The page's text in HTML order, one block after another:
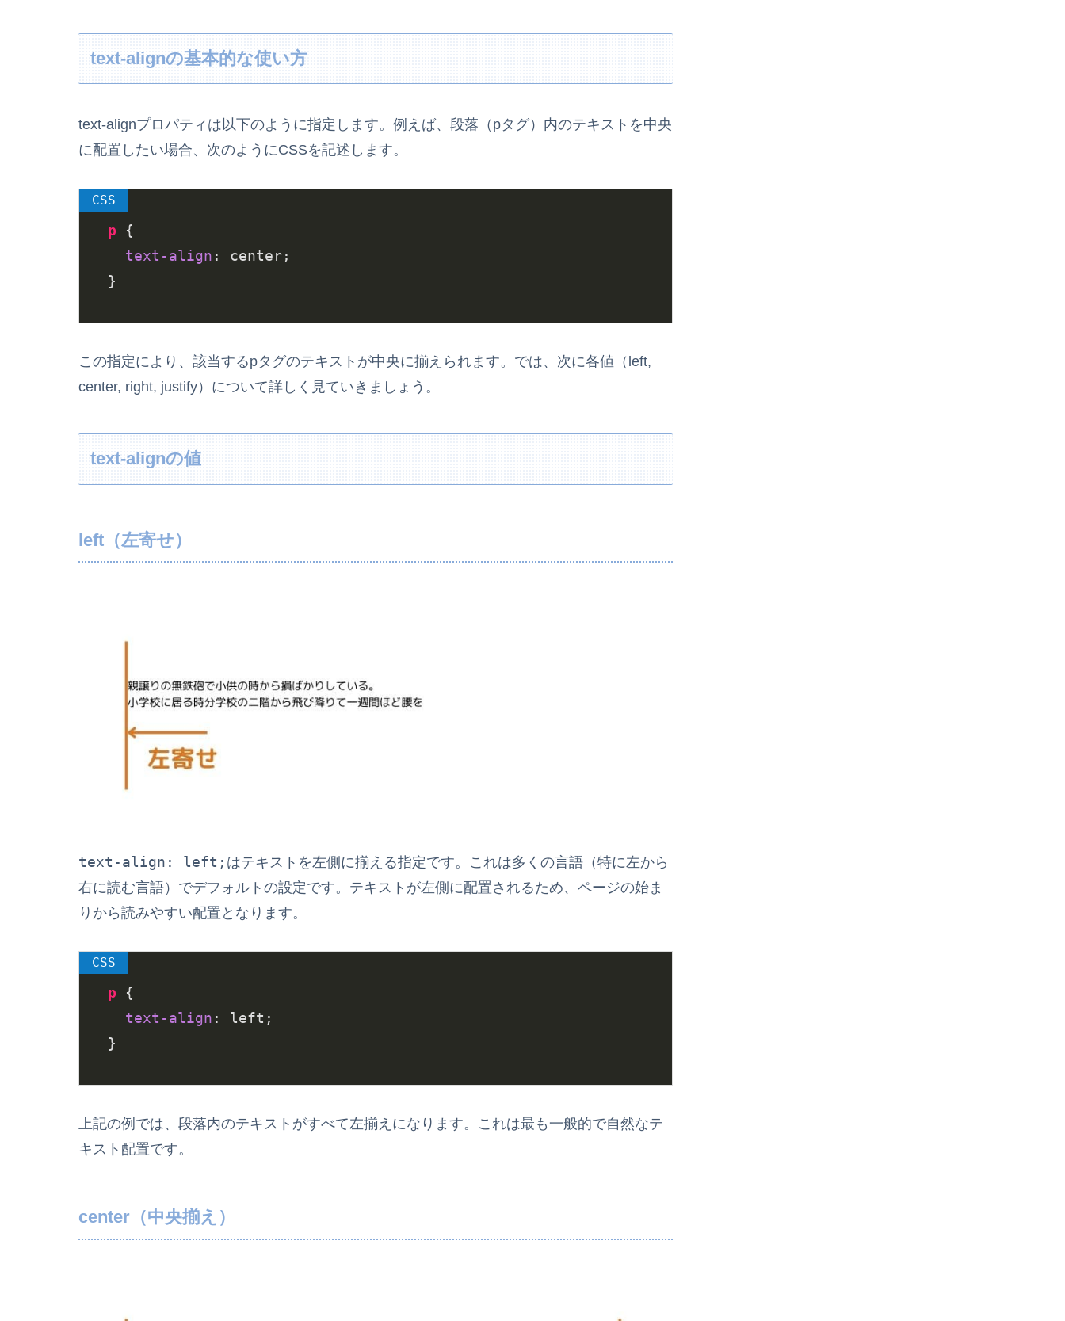
text-alignの基本的な使い方
text-alignプロパティは以下のように指定します。例えば、段落（pタグ）内のテキストを中央
に配置したい場合、次のようにCSSを記述します。
p {
text-align : center;
}
この指定により、該当するpタグのテキストが中央に揃えられます。では、次に各値（left,
center, right, justify）について詳しく見ていきましょう。
text-alignの値
left（左寄せ）
text-align: left; はテキストを左側に揃える指定です。これは多くの言語（特に左から
右に読む言語）でデフォルトの設定です。テキストが左側に配置されるため、ページの始ま
りから読みやすい配置となります。
p {
text-align : left;
}
上記の例では、段落内のテキストがすべて左揃えになります。これは最も一般的で自然なテ
キスト配置です。
center（中央揃え）